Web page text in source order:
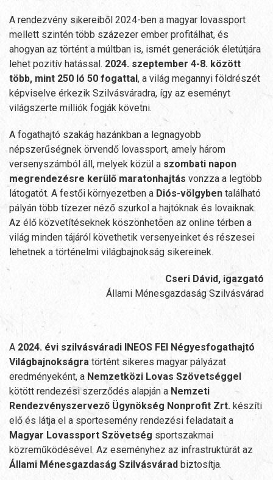
A rendezvény sikereiből 2024-ben a magyar lovassport
mellett szintén több százezer ember profitálhat, és
ahogyan az történt a múltban is, ismét generációk életútjára
lehet pozitív hatással. 2024. szeptember 4-8. között
több, mint 250 ló 50 fogattal, a világ megannyi földrészét
képviselve érkezik Szilvásváradra, így az eseményt
világszerte milliók fogják követni.
A fogathajtó szakág hazánkban a legnagyobb
népszerűségnek örvendő lovassport, amely három
versenyszámból áll, melyek közül a szombati napon
megrendezésre kerülő maratonhajtás vonzza a legtöbb
látogatót. A festői környezetben a Diós-völgyben található
pályán több tízezer néző szurkol a hajtóknak és lovaiknak.
Az élő közvetítéseknek köszönhetően az online térben a
világ minden tájáról követhetik versenyeinket és részesei
lehetnek a történelmi világbajnokság sikereinek.
Cseri Dávid, igazgató
Állami Ménesgazdaság Szilvásvárad
A 2024. évi szilvásváradi INEOS FEI Négyesfogathajtó
Világbajnokságra történt sikeres magyar pályázat
eredményeként, a Nemzetközi Lovas Szövetséggel
kötött rendezési szerződés alapján a Nemzeti
Rendezvényszervező Ügynökség Nonprofit Zrt. készíti
elő és látja el a sportesemény rendezési feladatait a
Magyar Lovassport Szövetség sportszakmai
közreműködésével. Az eseményhez az infrastruktúrát az
Állami Ménesgazdaság Szilvásvárad biztosítja.